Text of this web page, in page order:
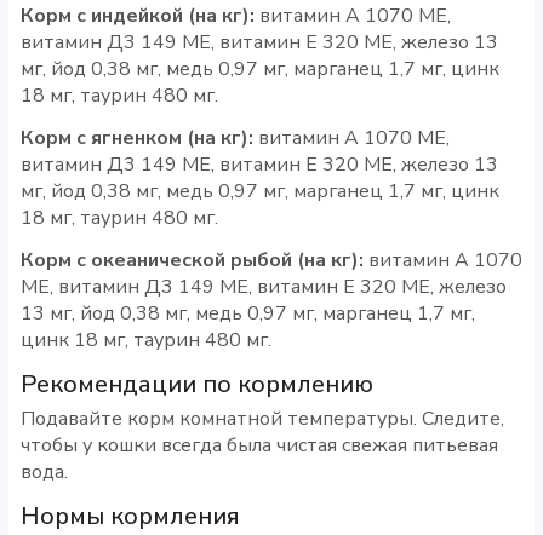
Корм с индейкой (на кг): витамин А 1070 МЕ,
витамин Д3 149 МЕ, витамин Е 320 МЕ, железо 13
мг, йод 0,38 мг, медь 0,97 мг, марганец 1,7 мг, цинк
18 мг, таурин 480 мг.
Корм с ягненком (на кг): витамин А 1070 МЕ,
витамин Д3 149 МЕ, витамин Е 320 МЕ, железо 13
мг, йод 0,38 мг, медь 0,97 мг, марганец 1,7 мг, цинк
18 мг, таурин 480 мг.
Корм с океанической рыбой (на кг): витамин А 1070
МЕ, витамин Д3 149 МЕ, витамин Е 320 МЕ, железо
13 мг, йод 0,38 мг, медь 0,97 мг, марганец 1,7 мг,
цинк 18 мг, таурин 480 мг.
Рекомендации по кормлению
Подавайте корм комнатной температуры. Следите,
чтобы у кошки всегда была чистая свежая питьевая
вода.
Нормы кормления